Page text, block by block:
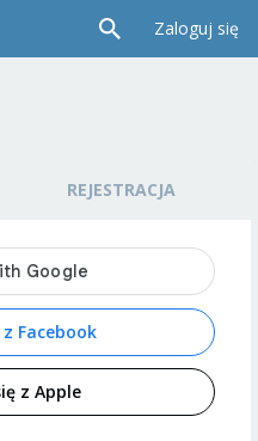
Zaloguj się
REJESTRACJA
Facebook
z Apple